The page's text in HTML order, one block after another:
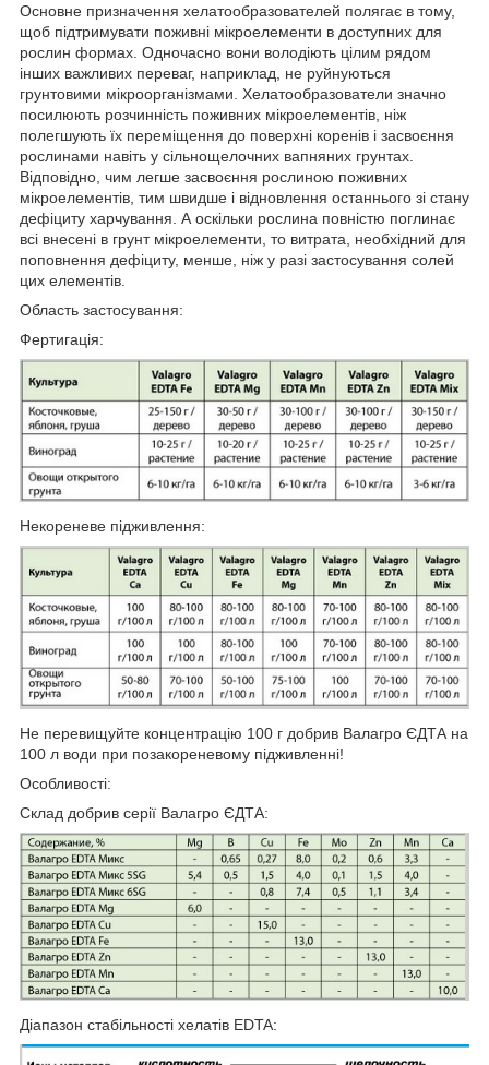
Основне призначення хелатообразователей полягає в тому,
щоб підтримувати поживні мікроелементи в доступних для
рослин формах. Одночасно вони володіють цілим рядом
інших важливих переваг, наприклад, не руйнуються
грунтовими мікроорганізмами. Хелатообразователи значно
посилюють розчинність поживних мікроелементів, ніж
полегшують їх переміщення до поверхні коренів і засвоєння
рослинами навіть у сільнощелочних вапняних грунтах.
Відповідно, чим легше засвоєння рослиною поживних
мікроелементів, тим швидше і відновлення останнього зі стану
дефіциту харчування. А оскільки рослина повністю поглинає
всі внесені в грунт мікроелементи, то витрата, необхідний для
поповнення дефіциту, менше, ніж у разі застосування солей
цих елементів.
Область застосування:
Фертигація:
Некореневе підживлення:
Не перевищуйте концентрацію 100 г добрив Валагро ЄДТА на
100 л води при позакореневому підживленні!
Особливості:
Склад добрив серії Валагро ЄДТА:
Діапазон стабільності хелатів EDTA: